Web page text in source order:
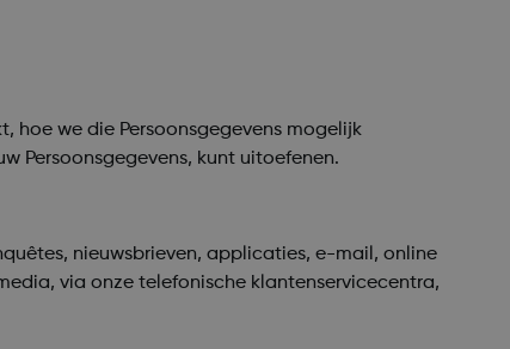
hoe we die Persoonsgegevens mogelijk
Persoonsgegevens, kunt uitoefenen.
nieuwsbrieven, applicaties, e-mail, online
via onze telefonische klantenservicecentra,